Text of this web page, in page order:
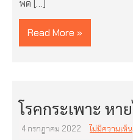
พด […]
Read More »
โรคกระเพาะ หา
4 กรกฎาคม 2022 ไม่มีความเห็น